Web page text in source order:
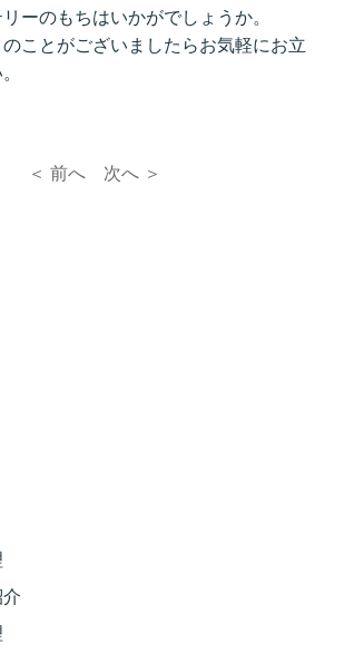
ーのもちはいかがでしょうか。
ことがございましたらお気軽にお立
＜ 前へ 次へ ＞